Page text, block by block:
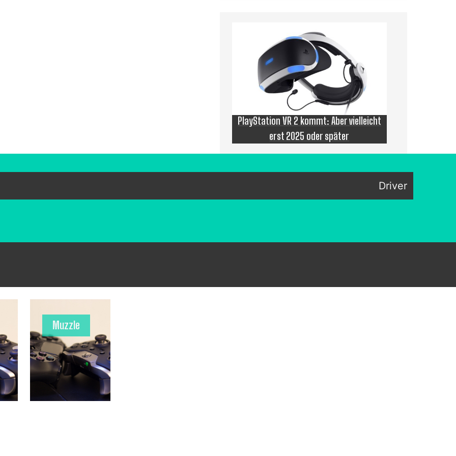
PlayStation VR 2 kommt: Aber vielleicht
erst 2025 oder später
Driver
Muzzle